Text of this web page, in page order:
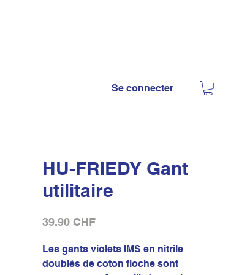
HU-FRIEDY Gant
utilitaire
39.90 CHFPrix
Les gants violets IMS en nitrile
doublés de coton floche sont
Se connecter